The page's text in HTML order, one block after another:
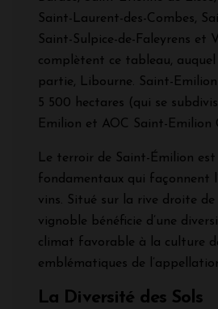
Saint-Laurent-des-Combes,
Saint-Sulpice-de-Faleyrens et
complètent ce tableau,
partie, Libourne. Saint-
5 500 hectares (qui se
Emilion et AOC Saint-Emilion
Le terroir de Saint-Émilion est
fondamentaux qui façonnent
vins. Situé sur la rive droite de
vignoble bénéficie d’une
climat favorable à la culture
emblématiques de
La Diversité des Sols